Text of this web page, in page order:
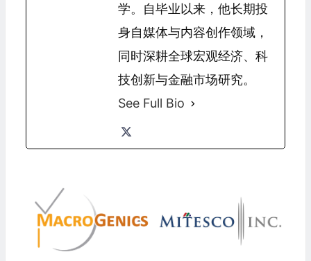
学。自毕业以来，他长期投
身自媒体与内容创作领域，
同时深耕全球宏观经济、科
技创新与金融市场研究。
See Full Bio